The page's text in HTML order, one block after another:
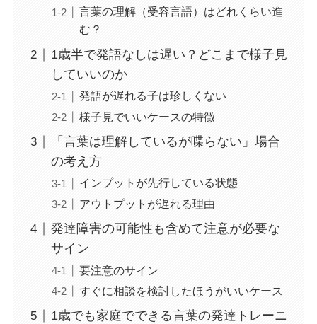
言葉の理解（受容言語）はどれくらい進
む？
1歳半で発語なしは遅い？どこまで様子見
していいのか
発語が遅れる子は珍しくない
様子見でいいケースの特徴
「言葉は理解しているが喋らない」場合
の考え方
インプットが先行している状態
アウトプットが遅れる理由
発達障害の可能性も含めて注意が必要な
サイン
要注意のサイン
すぐに相談を検討したほうがいいケース
1歳でも家庭でできる言葉の発達トレーニ